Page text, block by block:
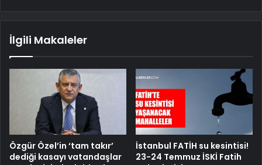
İlgili Makaleler
Özgür Özel’in ‘tam takır’
dediği kasayı vatandaşlar
İstanbul FATİH su kesintisi!
23-24 Temmuz İSKİ Fatih